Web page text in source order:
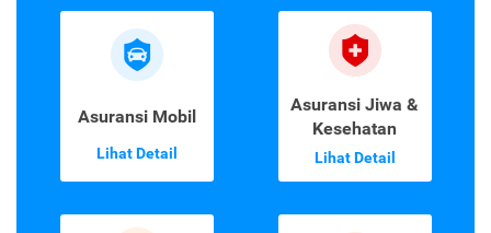
Asuransi Mobil
Lihat Detail
Asuransi Jiwa &
Kesehatan
Lihat Detail